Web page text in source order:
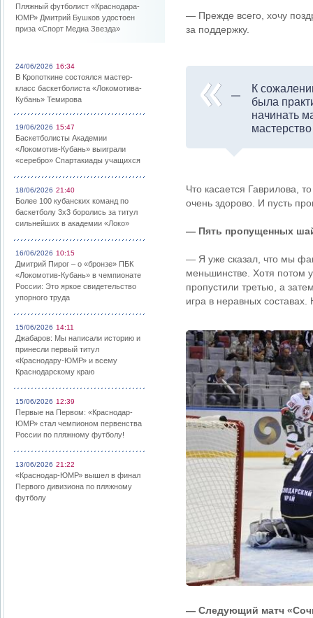
Пляжный футболист «Краснодара-
ЮМР» Дмитрий Бушков удостоен
приза «Спорт Медиа Звезда»
24/06/2026 16:34
В Кропоткине состоялся мастер-
класс баскетболиста «Локомотива-
Кубань» Темирова
19/06/2026 15:47
Баскетболисты Академии
«Локомотив-Кубань» выиграли
«серебро» Спартакиады учащихся
18/06/2026 21:40
Более 100 кубанских команд по
баскетболу 3х3 боролись за титул
сильнейших в академии «Локо»
16/06/2026 10:15
Дмитрий Пирог – о «бронзе» ПБК
«Локомотив-Кубань» в чемпионате
России: Это яркое свидетельство
упорного труда
15/06/2026 14:11
Джабаров: Мы написали историю и
принесли первый титул
«Краснодару-ЮМР» и всему
Краснодарскому краю
15/06/2026 12:39
Первые на Первом: «Краснодар-
ЮМР» стал чемпионом первенства
России по пляжному футболу!
13/06/2026 21:22
«Краснодар-ЮМР» вышел в финал
Первого дивизиона по пляжному
футболу
— Прежде всего, хочу
за поддержку.
К
была
начинать
Что касается Гаврилова,
очень здорово. И пусть
— Пять пропущенных
— Я уже сказал, что мы
меньшинстве. Хотя потом
пропустили третью, а
игра в неравных
— Следующий матч